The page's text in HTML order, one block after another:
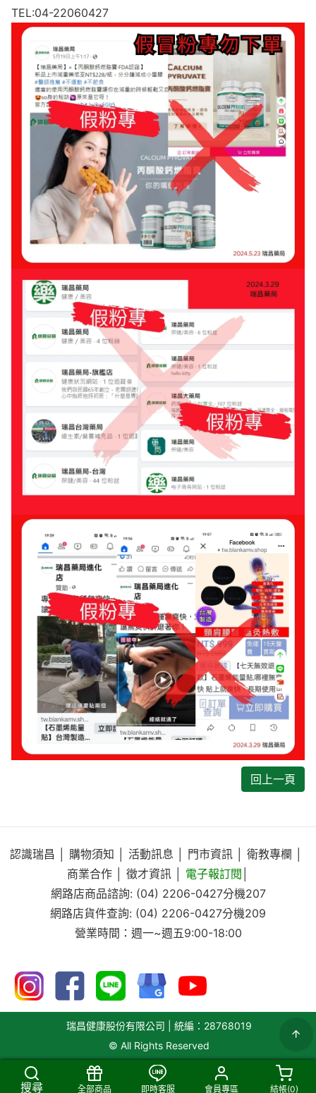
TEL:04-22060427
回上一頁
認識瑞昌 購物須知 活動訊息 門市資訊 衛教專欄
商業合作
徵才資訊 電子報訂閱
網路店商品諮詢: (04) 2206-0427分機207
網路店貨件查詢: (04) 2206-0427分機209
營業時間：週一~週五9:00-18:00
瑞昌健康股份有限公司 | 統編：28768019
© All Rights Reserved
搜尋 全部商品 即時客服 會員專區 結帳(0)